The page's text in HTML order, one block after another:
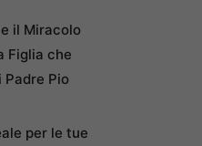
il Miracolo
Figlia che
Padre Pio
per le tue